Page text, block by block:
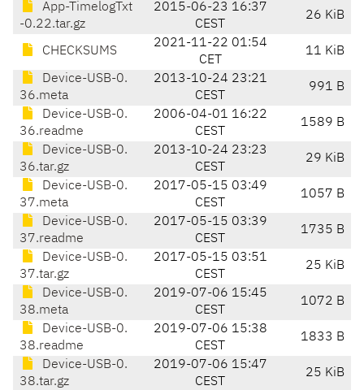
App-TimelogTxt
-0.22.tar.gz
2015-06-23 16:37
CEST
26 KiB
CHECKSUMS
2021-11-22 01:54
CET
11 KiB
Device-USB-0.
36.meta
2013-10-24 23:21
CEST
991 B
Device-USB-0.
36.readme
2006-04-01 16:22
CEST
1589 B
Device-USB-0.
36.tar.gz
2013-10-24 23:23
CEST
29 KiB
Device-USB-0.
37.meta
2017-05-15 03:49
CEST
1057 B
Device-USB-0.
37.readme
2017-05-15 03:39
CEST
1735 B
Device-USB-0.
37.tar.gz
2017-05-15 03:51
CEST
25 KiB
Device-USB-0.
38.meta
2019-07-06 15:45
CEST
1072 B
Device-USB-0.
38.readme
2019-07-06 15:38
CEST
1833 B
Device-USB-0.
38.tar.gz
2019-07-06 15:47
CEST
25 KiB